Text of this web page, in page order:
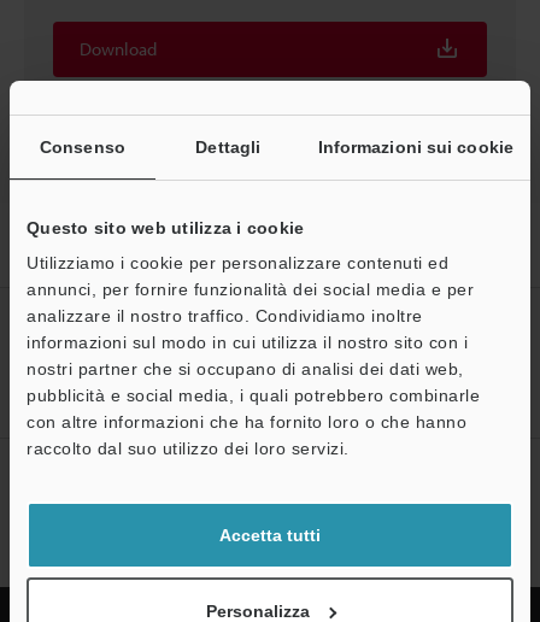
Consenso Dettagli Informazioni sui cookie
Questo sito web utilizza i cookie
Utilizziamo i cookie per personalizzare contenuti ed
annunci, per fornire funzionalità dei social media e per
analizzare il nostro traffico. Condividiamo inoltre
informazioni sul modo in cui utilizza il nostro sito con i
nostri partner che si occupano di analisi dei dati web,
pubblicità e social media, i quali potrebbero combinarle
con altre informazioni che ha fornito loro o che hanno
raccolto dal suo utilizzo dei loro servizi.
Accetta tutti
Personalizza
Download
Home Prodotti Sensori Sensori laser
CMOS
Download
CREA IL TUO ACCOUNT
KEYENCE
Registrati ora!